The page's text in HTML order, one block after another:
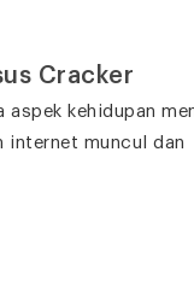
Cracker
aspek kehidupan
internet muncul dan